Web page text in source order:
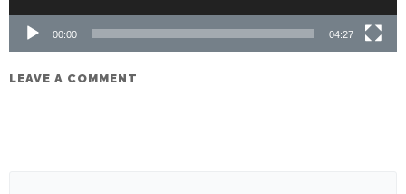
00:00 04:27
LEAVE A COMMENT